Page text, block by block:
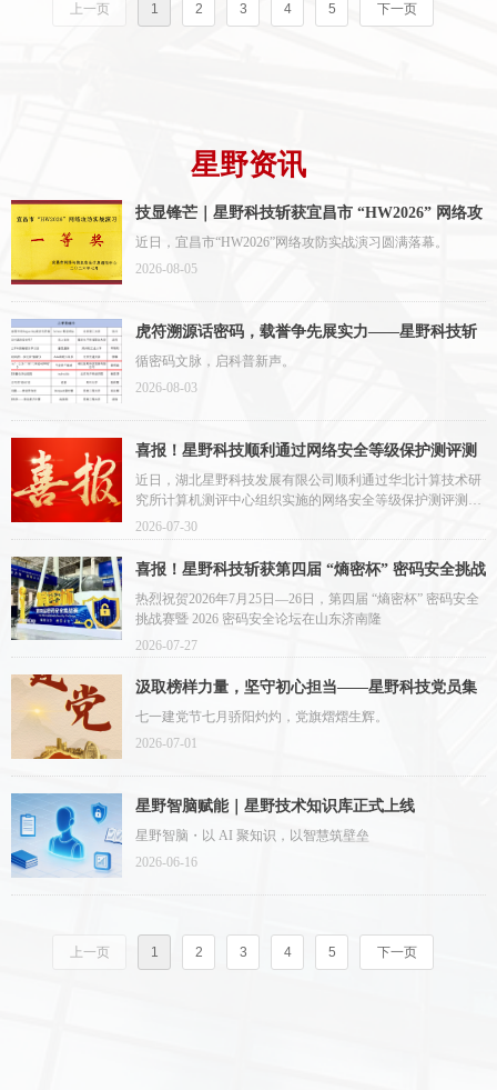
上一页 1 2 3 4 5 下一页
星野资讯
技显锋芒｜星野科技斩获宜昌市 “HW2026” 网络攻
防实战演习一等奖
近日，宜昌市“HW2026”网络攻防实战演习圆满落幕。
2026-08-05
虎符溯源话密码，载誉争先展实力——星野科技斩
获全国密码科普竞赛二等奖
循密码文脉，启科普新声。
2026-08-03
喜报！星野科技顺利通过网络安全等级保护测评测
量审核
近日，湖北星野科技发展有限公司顺利通过华北计算技术研
究所计算机测评中心组织实施的网络安全等级保护测评测量
审核，
2026-07-30
喜报！星野科技斩获第四届 “熵密杯” 密码安全挑战
赛优胜奖
热烈祝贺2026年7月25日—26日，第四届 “熵密杯” 密码安全
挑战赛暨 2026 密码安全论坛在山东济南隆
2026-07-27
汲取榜样力量，坚守初心担当——星野科技党员集
中收看建党105周年大会
七一建党节七月骄阳灼灼，党旗熠熠生辉。
2026-07-01
星野智脑赋能｜星野技术知识库正式上线
星野智脑・以 AI 聚知识，以智慧筑壁垒
2026-06-16
上一页 1 2 3 4 5 下一页